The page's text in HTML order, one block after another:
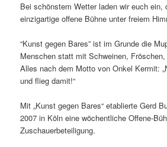
Bei schönstem Wetter laden wir euch ein,
einzigartige offene Bühne unter freiem
“Kunst gegen Bares” ist im Grunde die
Menschen statt mit Schweinen,
Alles nach dem Motto von Onkel Kermit:
und flieg damit!“
Mit „Kunst gegen Bares“ etablierte Gerd
2007 in Köln eine wöchentliche Offene-
Zuschauerbeteiligung.